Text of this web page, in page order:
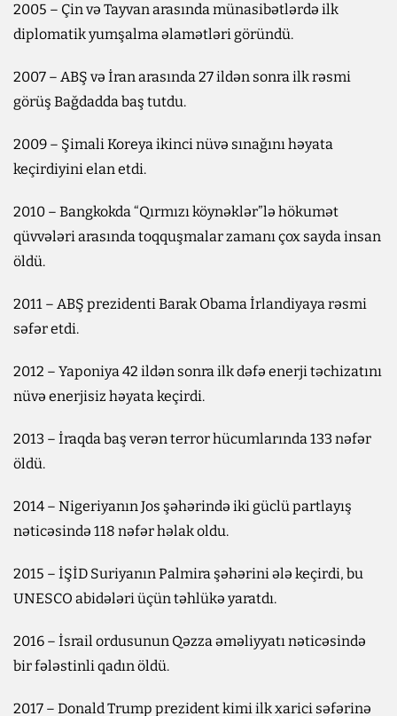
2005 – Çin və Tayvan arasında münasibətlərdə ilk
diplomatik yumşalma əlamətləri göründü.
2007 – ABŞ və İran arasında 27 ildən sonra ilk rəsmi
görüş Bağdadda baş tutdu.
2009 – Şimali Koreya ikinci nüvə sınağını həyata
keçirdiyini elan etdi.
2010 – Bangkokda “Qırmızı köynəklər”lə hökumət
qüvvələri arasında toqquşmalar zamanı çox sayda insan
öldü.
2011 – ABŞ prezidenti Barak Obama İrlandiyaya rəsmi
səfər etdi.
2012 – Yaponiya 42 ildən sonra ilk dəfə enerji təchizatını
nüvə enerjisiz həyata keçirdi.
2013 – İraqda baş verən terror hücumlarında 133 nəfər
öldü.
2014 – Nigeriyanın Jos şəhərində iki güclü partlayış
nəticəsində 118 nəfər həlak oldu.
2015 – İŞİD Suriyanın Palmira şəhərini ələ keçirdi, bu
UNESCO abidələri üçün təhlükə yaratdı.
2016 – İsrail ordusunun Qəzza əməliyyatı nəticəsində
bir fələstinli qadın öldü.
2017 – Donald Trump prezident kimi ilk xarici səfərinə